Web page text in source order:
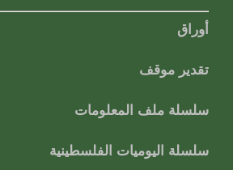
أوراق
تقدير موقف
سلسلة ملف المعلومات
سلسلة اليوميات الفلسطينية